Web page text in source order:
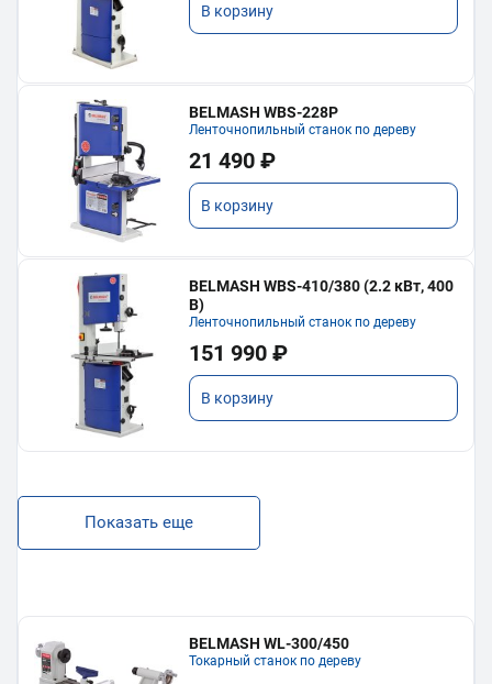
В корзину
BELMASH WBS-228P
Ленточнопильный станок по дереву
21 490 ₽
В корзину
BELMASH WBS-410/380 (2.2 кВт, 400
В)
Ленточнопильный станок по дереву
151 990 ₽
В корзину
Показать еще
BELMASH WL-300/450
Токарный станок по дереву